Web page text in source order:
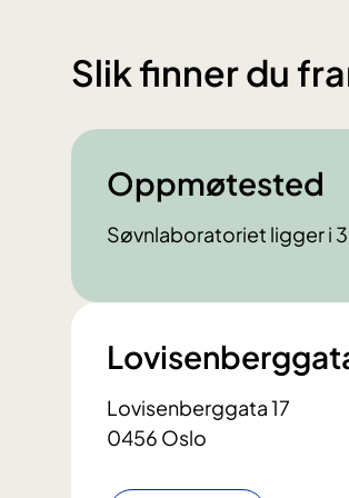
Slik finner du
Oppmøtested
Søvnlaboratoriet ligger i
Lovisenberggata 17
0456 Oslo